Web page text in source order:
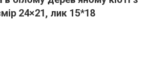
24×21, лик 15*18